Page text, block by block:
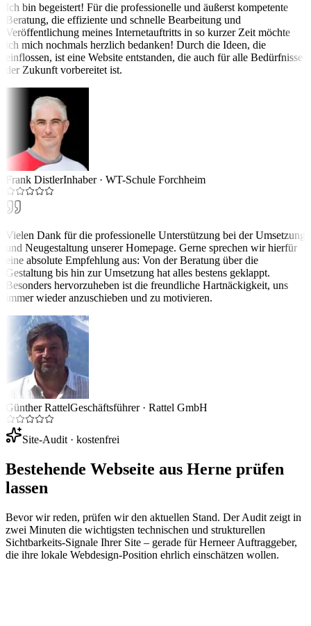
Ich bin begeistert! Für die professionelle und äußerst kompetente
Beratung, die effiziente und schnelle Bearbeitung und
Veröffentlichung meines Internetauftritts in so kurzer Zeit möchte
ich mich nochmals herzlich bedanken! Durch die Ideen, die
einflossen, ist eine Website entstanden, die auch für alle Bedürfnisse
der Zukunft vorbereitet ist.
Frank DistlerInhaber· WT-Schule Forchheim
Vielen Dank für die professionelle Unterstützung bei der Umsetzung
und Neugestaltung unserer Homepage. Gerne sprechen wir hierfür
eine absolute Empfehlung aus: Von der Beratung über die
Gestaltung bis hin zur Umsetzung hat alles bestens geklappt.
Besonders hervorzuheben ist die freundliche Hartnäckigkeit, uns
immer wieder anzuschieben und zu motivieren.
Günther RattelGeschäftsführer· Rattel GmbH
Site-Audit · kostenfrei
Bestehende Webseite aus Herne prüfen
lassen
Bevor wir reden, prüfen wir den aktuellen Stand. Der Audit zeigt in
zwei Minuten die wichtigsten technischen und strukturellen
Sichtbarkeits-Signale Ihrer Site – gerade für Herneer Auftraggeber,
die ihre lokale Webdesign-Position ehrlich einschätzen wollen.